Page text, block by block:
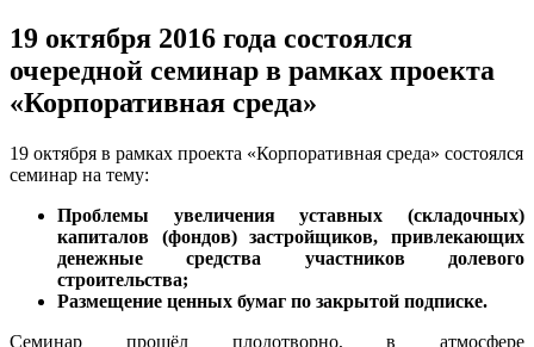
19 октября 2016 года состоялся
очередной семинар в рамках проекта
«Корпоративная среда»
19 октября в рамках проекта «Корпоративная среда» состоялся
семинар на тему:
Проблемы увеличения уставных (складочных)
капиталов (фондов) застройщиков, привлекающих
денежные средства участников долевого
строительства;
Размещение ценных бумаг по закрытой подписке.
Семинар прошёл плодотворно, в атмосфере